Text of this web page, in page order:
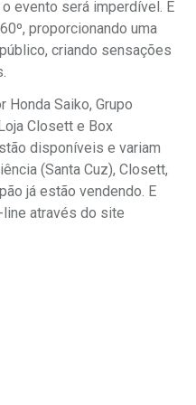
evento será imperdível. E
proporcionando uma
criando sensações
Honda Saiko, Grupo
Closett e Box
disponíveis e variam
(Santa Cuz), Closett,
já estão vendendo. E
através do site